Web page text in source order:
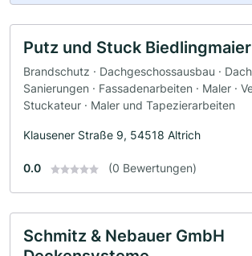
Putz und Stuck Biedlingmaier
Brandschutz · Dachgeschossausbau ·
Sanierungen · Fassadenarbeiten · Maler ·
Stuckateur · Maler und Tapezierarbeiten
Klausener Straße 9, 54518 Altrich
0.0 (0 Bewertungen)
Schmitz & Nebauer GmbH